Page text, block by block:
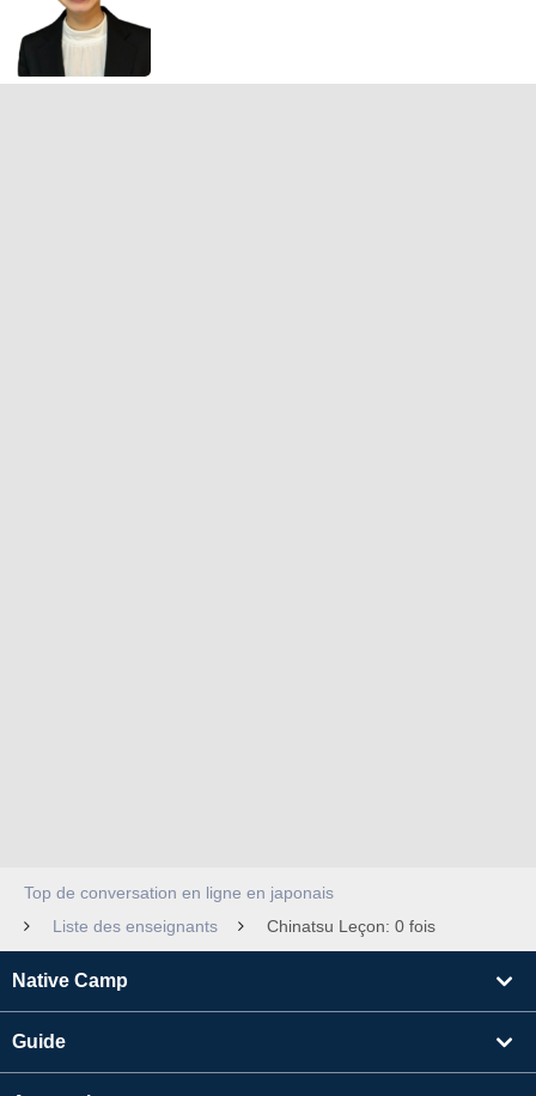
Top de conversation en ligne en japonais
Liste des enseignants
Chinatsu Leçon: 0 fois
Native Camp
Guide